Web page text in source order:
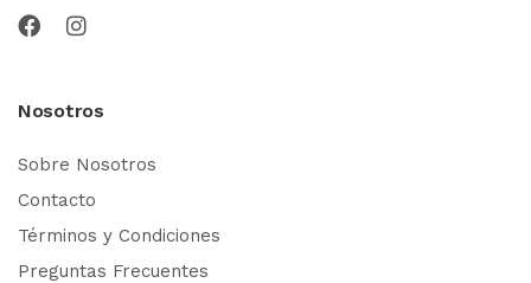
Nosotros
Sobre Nosotros
Contacto
Términos y Condiciones
Preguntas Frecuentes